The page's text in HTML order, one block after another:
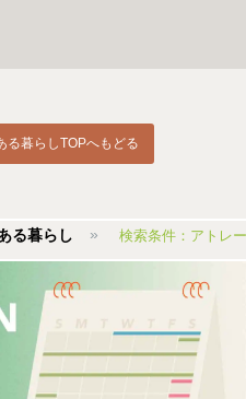
る暮らしTOPへもどる
る暮らし 検索条件：アトレー